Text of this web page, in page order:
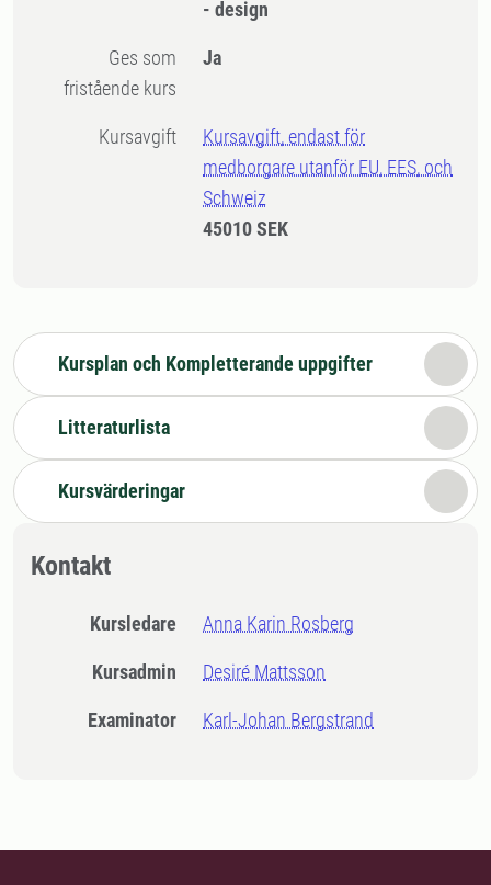
- design
Ges som
fristående kurs
Ja
Kursavgift
Kursavgift, endast för
medborgare utanför EU, EES, och
Schweiz
45010 SEK
Kursplan och Kompletterande uppgifter
Litteraturlista
Kursvärderingar
Kontakt
Kursledare Anna Karin Rosberg
Kursadmin Desiré Mattsson
Examinator Karl-Johan Bergstrand